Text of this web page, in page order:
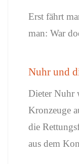
Erst fährt
man: War
Nuhr und
Dieter Nuhr
Kronzeuge
die
aus dem